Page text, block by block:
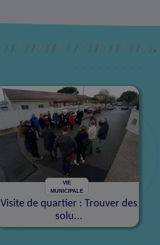
VIE
MUNICIPALE
Visite de quartier : Trouver des
solu...